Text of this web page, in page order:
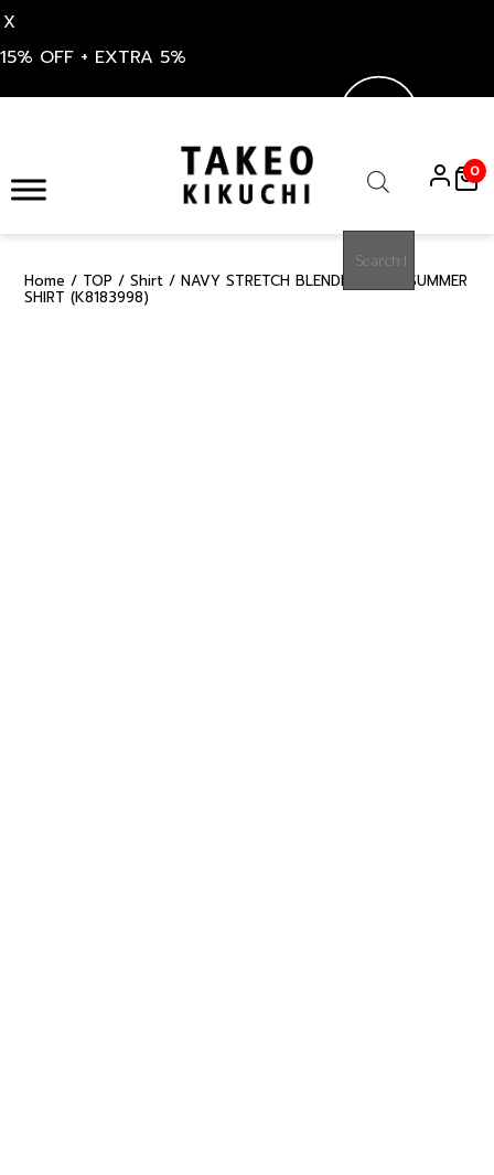
X
15% OFF + EXTRA 5%
content
search
0
Home / TOP / Shirt / NAVY STRETCH BLENDED HEMP SUMMER
SHIRT (K8183998)
30%